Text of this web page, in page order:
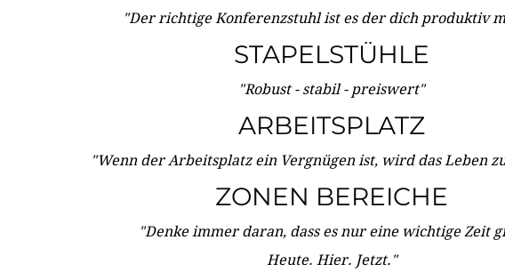
"Der richtige Konferenzstuhl ist es der dich produktiv
STAPELSTÜHLE
"Robust - stabil - preiswert"
ARBEITSPLATZ
"Wenn der Arbeitsplatz ein Vergnügen ist, wird das Leben
ZONEN BEREICHE
"Denke immer daran, dass es nur eine wichtige Zeit
Heute. Hier. Jetzt."